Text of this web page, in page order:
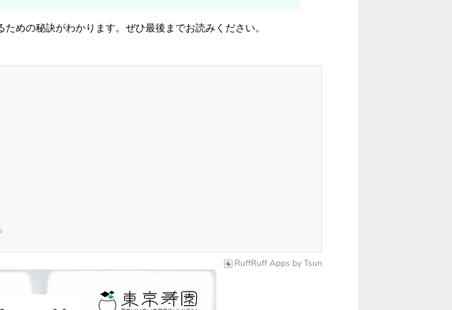
めの秘訣がわかります。ぜひ最後までお読みください。
RuffRuff Apps byTsun